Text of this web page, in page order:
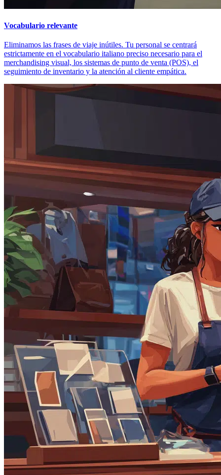
Vocabulario relevante
Eliminamos las frases de viaje inútiles. Tu personal se centrará
estrictamente en el vocabulario italiano preciso necesario para el
merchandising visual, los sistemas de punto de venta (POS), el
seguimiento de inventario y la atención al cliente empática.